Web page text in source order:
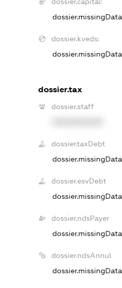
dossier.missingData
dossier.kveds:
dossier.missingData
dossier.tax
dossier.staff
dossier.taxDebt
dossier.missingData
dossier.esvDebt
dossier.missingData
dossier.ndsPayer
dossier.missingData
dossier.ndsAnnul
dossier.missingData